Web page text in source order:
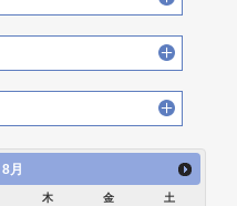
2016年5月 [30]
2015年7月 [28]
2015年5月 [30]
2015年1月 [25]
2014年9月 [26]
2014年7月 [28]
2014年5月 [25]
2013年11月 [22]
2013年9月 [27]
2013年7月 [26]
2012年11月 [12]
2012年9月 [5]
2012年7月 [1]
8月
木 金 土